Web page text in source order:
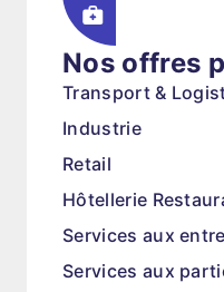
Nos offres
Transport &
Industrie
Retail
Hôtellerie
Services aux
Services aux